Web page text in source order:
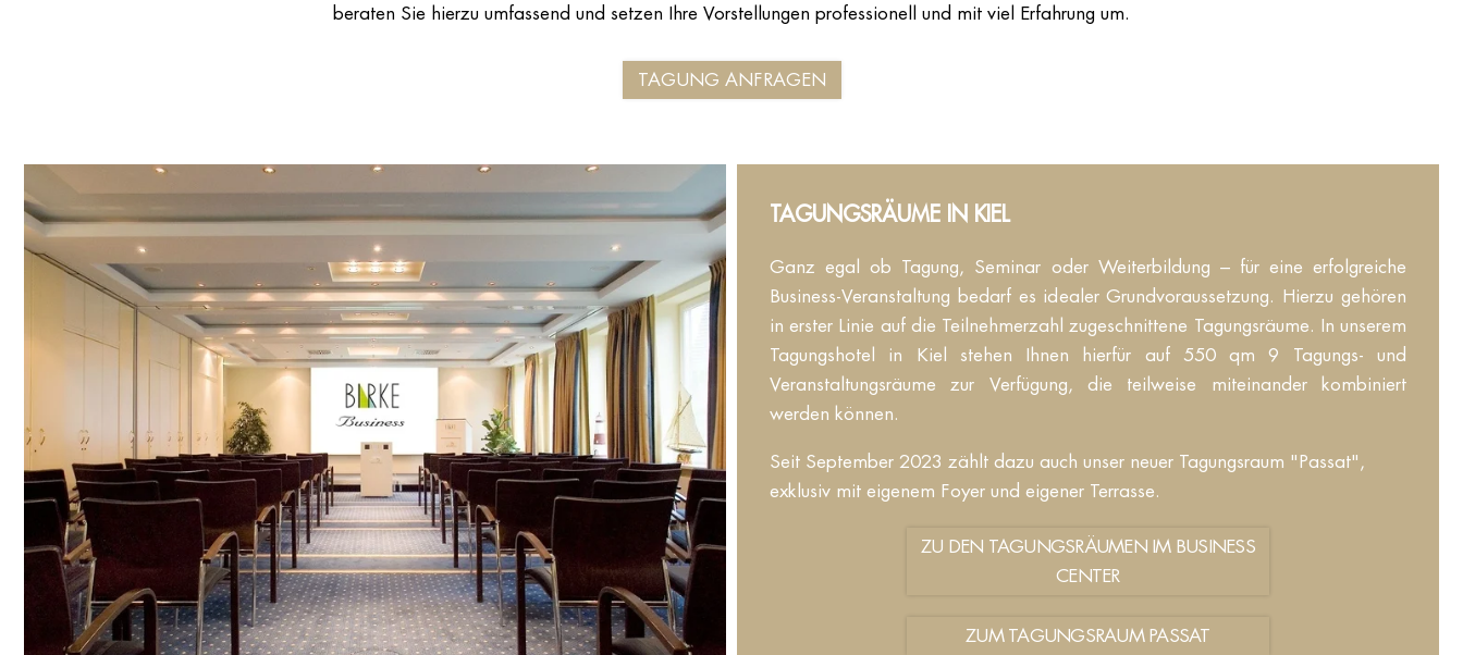
beraten Sie hierzu umfassend und setzen Ihre Vorstellungen professionell und mit viel Erfahrung um.
TAGUNG ANFRAGEN
TAGUNGSRÄUME IN KIEL
Ganz egal ob Tagung, Seminar oder Weiterbildung – für eine erfolgreiche
Business-Veranstaltung bedarf es idealer Grundvoraussetzung. Hierzu gehören
in erster Linie auf die Teilnehmerzahl zugeschnittene Tagungsräume. In unserem
Tagungshotel in Kiel stehen Ihnen hierfür auf 550 qm 9 Tagungs- und
Veranstaltungsräume zur Verfügung, die teilweise miteinander kombiniert
werden können.
Seit September 2023 zählt dazu auch unser neuer Tagungsraum "Passat",
exklusiv mit eigenem Foyer und eigener Terrasse.
ZU DEN TAGUNGSRÄUMEN IM BUSINESS
CENTER
ZUM TAGUNGSRAUM PASSAT